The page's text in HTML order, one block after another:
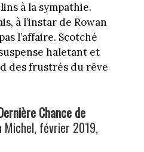
à la sympathie.
à l’instar de Rowan
l’affaire. Scotché
haletant et
des frustrés du rêve
Chance de
février 2019,